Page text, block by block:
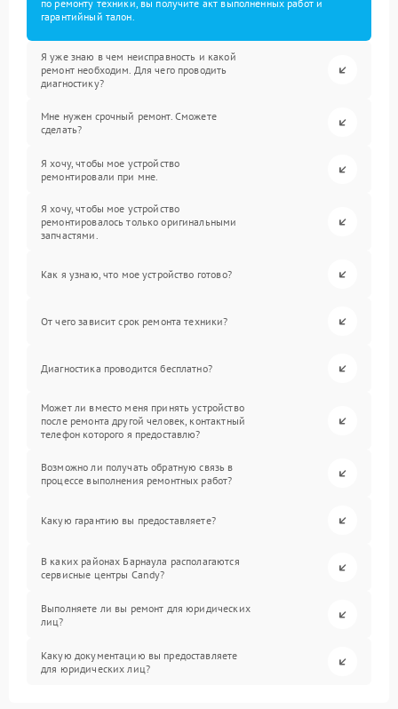
по ремонту техники, вы получите акт выполненных работ и
гарантийный талон.
Я уже знаю в чем неисправность и какой
ремонт необходим. Для чего проводить
диагностику?
Мне нужен срочный ремонт. Сможете
сделать?
Я хочу, чтобы мое устройство
ремонтировали при мне.
Я хочу, чтобы мое устройство
ремонтировалось только оригинальными
запчастями.
Как я узнаю, что мое устройство готово?
От чего зависит срок ремонта техники?
Диагностика проводится бесплатно?
Может ли вместо меня принять устройство
после ремонта другой человек, контактный
телефон которого я предоставлю?
Возможно ли получать обратную связь в
процессе выполнения ремонтных работ?
Какую гарантию вы предоставляете?
В каких районах Барнаула располагаются
сервисные центры Candy?
Выполняете ли вы ремонт для юридических
лиц?
Какую документацию вы предоставляете
для юридических лиц?